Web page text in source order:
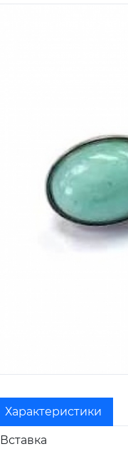
Характеристики
Вставка